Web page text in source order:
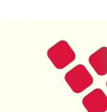
3 gratis bates
tot 15
werk
120+ Seine